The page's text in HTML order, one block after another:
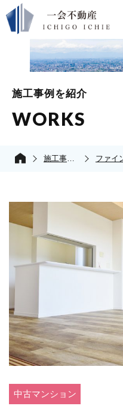
施工事例を紹介
WORKS
施工事例の紹介
中古マンション